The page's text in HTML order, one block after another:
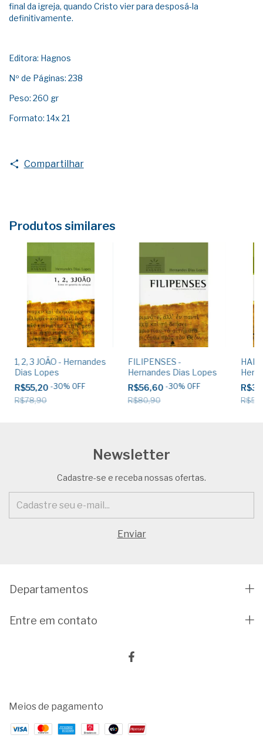
final da igreja, quando Cristo vier para desposá-la
definitivamente.
Editora: Hagnos
Nº de Páginas: 238
Peso: 260 gr
Formato: 14x 21
Compartilhar
Produtos similares
1, 2, 3 JOÃO - Hernandes
Dias Lopes
R$55,20 -30% OFF
R$78,90
FILIPENSES -
Hernandes Dias Lopes
R$56,60 -30% OFF
R$80,90
Newsletter
Cadastre-se e receba nossas ofertas.
Departamentos
Entre em contato
Meios de pagamento